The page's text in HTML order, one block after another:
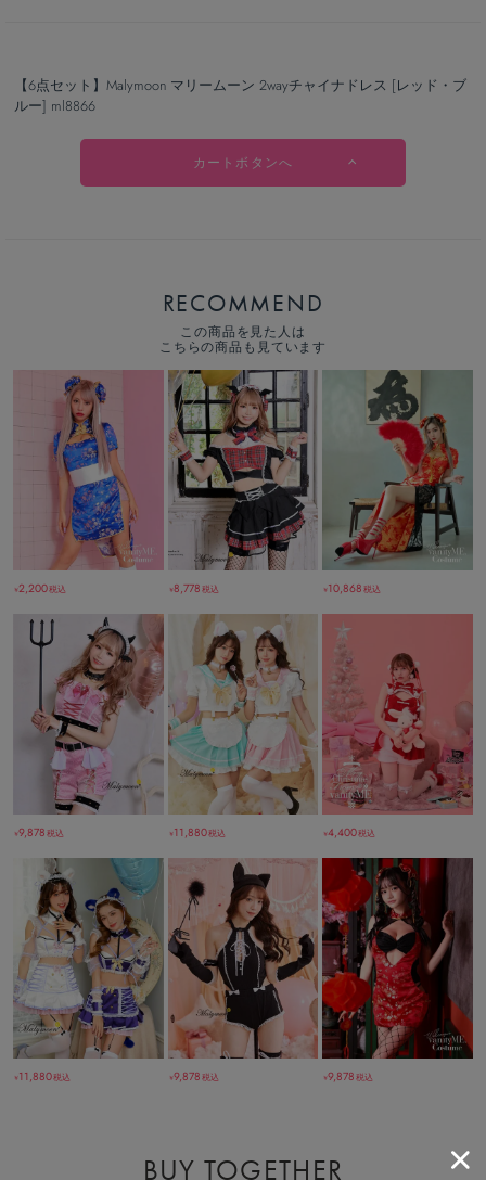
【6点セット】Malymoon マリームーン 2wayチャイナドレス [レッド・ブ
ルー] ml8866
カートボタンへ
RECOMMEND
この商品を見た人は
こちらの商品も見ています
￥2,200税込 ￥8,778税込 ￥10,868 税込
￥9,878税込 ￥11,880税込 ￥4,400税込
￥11,880税込 ￥9,878税込 ￥9,878 税込
BUY TOGETHER